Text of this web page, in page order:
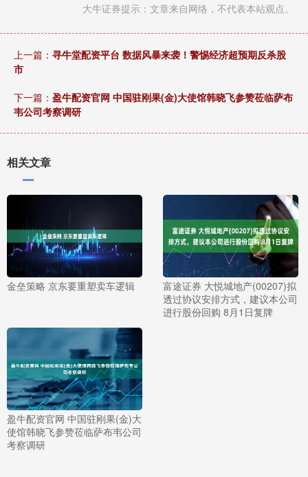
大牛证券提示：文章来自网络，不代表本站观点。
上一篇： 寻牛堂配资平台 数据风暴来袭！警惕经济超预期反杀股
市
下一篇： 盈牛配资官网 中国驻刚果(金)大使馆韩晓飞参赞莅临萨布
韦公司考察调研
相关文章
金垒策略 京东要重塑卖车逻辑
富途证券 大悦城地产(00207)拟
透过协议安排方式，建议本公司
进行股份回购 8月1日复牌
盈牛配资官网 中国驻刚果(金)大
使馆韩晓飞参赞莅临萨布韦公司
考察调研